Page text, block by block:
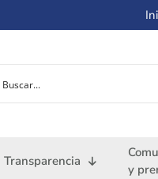
Transparencia
y